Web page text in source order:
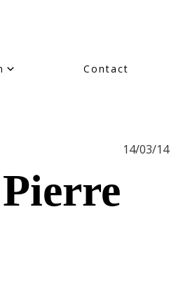
Contact
14/03/14